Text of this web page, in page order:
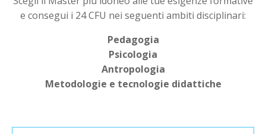
e consegui i 24 CFU nei seguenti ambiti disciplinari:
Pedagogia
Psicologia
Antropologia
Metodologie e tecnologie didattiche